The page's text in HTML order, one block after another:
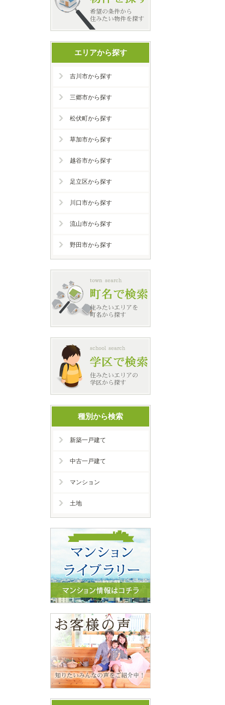
エリアから探す
吉川市から探す
三郷市から探す
松伏町から探す
草加市から探す
越谷市から探す
足立区から探す
川口市から探す
流山市から探す
野田市から探す
種別から検索
新築一戸建て
中古一戸建て
マンション
土地